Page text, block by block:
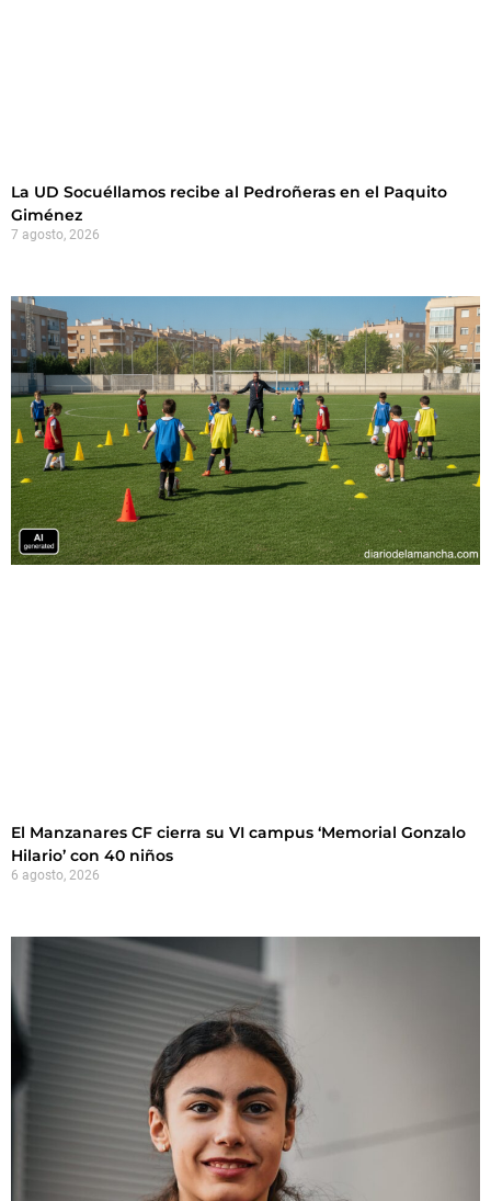
La UD Socuéllamos recibe al Pedroñeras en el Paquito
Giménez
7 agosto, 2026
El Manzanares CF cierra su VI campus ‘Memorial Gonzalo
Hilario’ con 40 niños
6 agosto, 2026